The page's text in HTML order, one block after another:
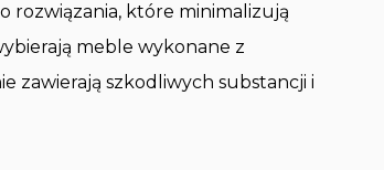
rozwiązania, które minimalizują
meble wykonane z
zawierają szkodliwych substancji i